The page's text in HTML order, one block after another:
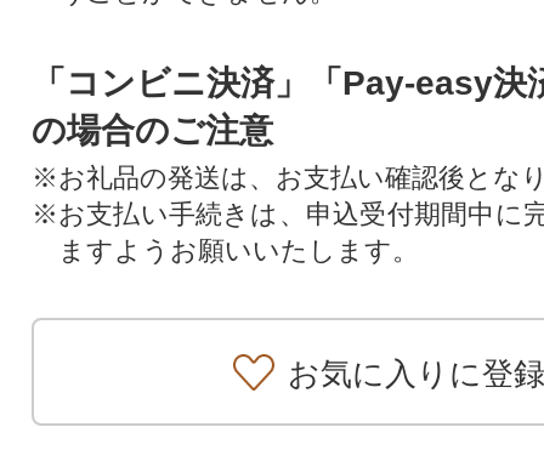
「コンビニ決済」「Pay-easy決
の場合のご注意
※お礼品の発送は、お支払い確認後とな
※お支払い手続きは、申込受付期間中に
ますようお願いいたします。
お気に入りに登録